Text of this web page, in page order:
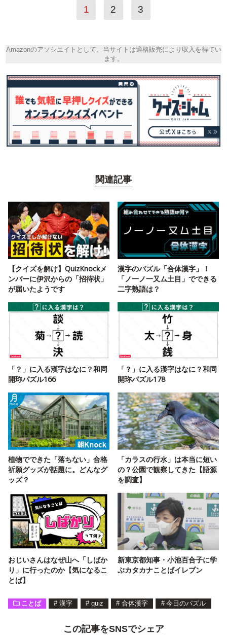
1 2 3
Amazonのアソシエイトとして、当サイトは適格販売により収入を得てい
ます。
関連記事
【クイズを解け】QuizKnockメ
ンバーに伊沢からの「招待状」
が届いたようです
漢字のパズル「合体漢字」！
「ノ一ノ一又ム土目」でできる
二字熟語は？
「？」に入る漢字はなに？和同
開珎パズル166
「？」に入る漢字はなに？和同
開珎パズル178
植物でできた「落ちない」合格
祈願グッズが話題に。どんなグ
ッズ？
「カラスの行水」は本当に短い
の？公園で観察してきた【語源
を調査】
おじいさんはなぜ山へ「しばか
り」に行ったのか【気になるこ
とば】
新東京都知事・小池百合子に学
ぶカタカナことばイレブン
ことば # 漢字 # quiz # 合体漢字 # 今日のパズル
この記事をSNSでシェア